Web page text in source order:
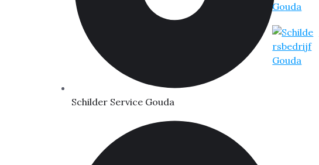
Schilder Service Gouda